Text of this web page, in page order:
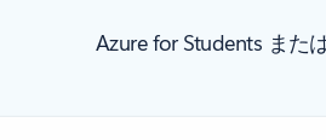
Azure for Students また